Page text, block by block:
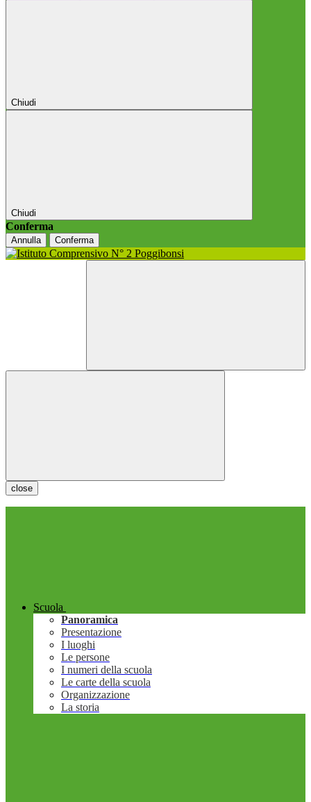
Chiudi
Chiudi
Conferma
Annulla Conferma
close
Scuola
Panoramica
Presentazione
I luoghi
Le persone
I numeri della scuola
Le carte della scuola
Organizzazione
La storia